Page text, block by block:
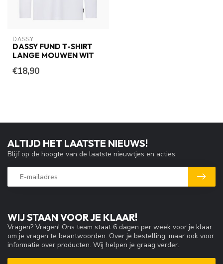
DASSY
DASSY FUND T-SHIRT
LANGE MOUWEN WIT
€18,90
WIJ STAAN VOOR JE KLAAR!
Vragen? Vragen! Ons team staat 6 dagen per week voor je klaar
om je vragen te beantwoorden. Over je bestelling, maar ook voor
informatie over producten. Wij helpen je graag verder.
ALTIJD HET LAATSTE NIEUWS!
Blijf op de hoogte van de laatste nieuwtjes en acties.